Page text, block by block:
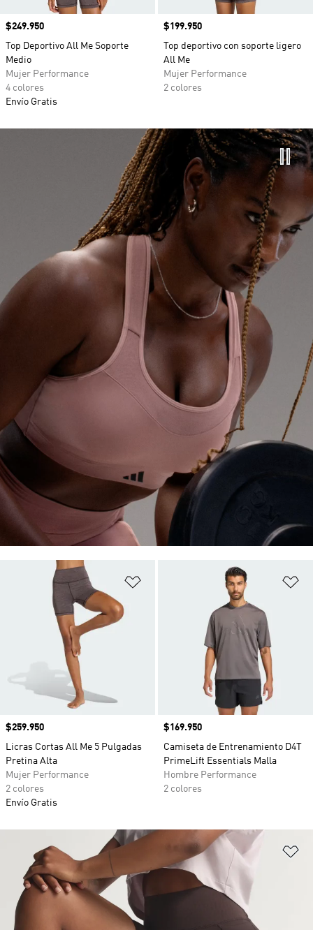
Precio
$249.950
Top Deportivo All Me Soporte
Medio
Mujer Performance
4 colores
Envío Gratis
Precio
$199.950
Top deportivo con soporte ligero
All Me
Mujer Performance
2 colores
Añadir a la lista de deseos
Precio
$259.950
Licras Cortas All Me 5 Pulgadas
Pretina Alta
Mujer Performance
2 colores
Envío Gratis
Precio
$169.950
Camiseta de Entrenamiento D4T
PrimeLift Essentials Malla
Hombre Performance
2 colores